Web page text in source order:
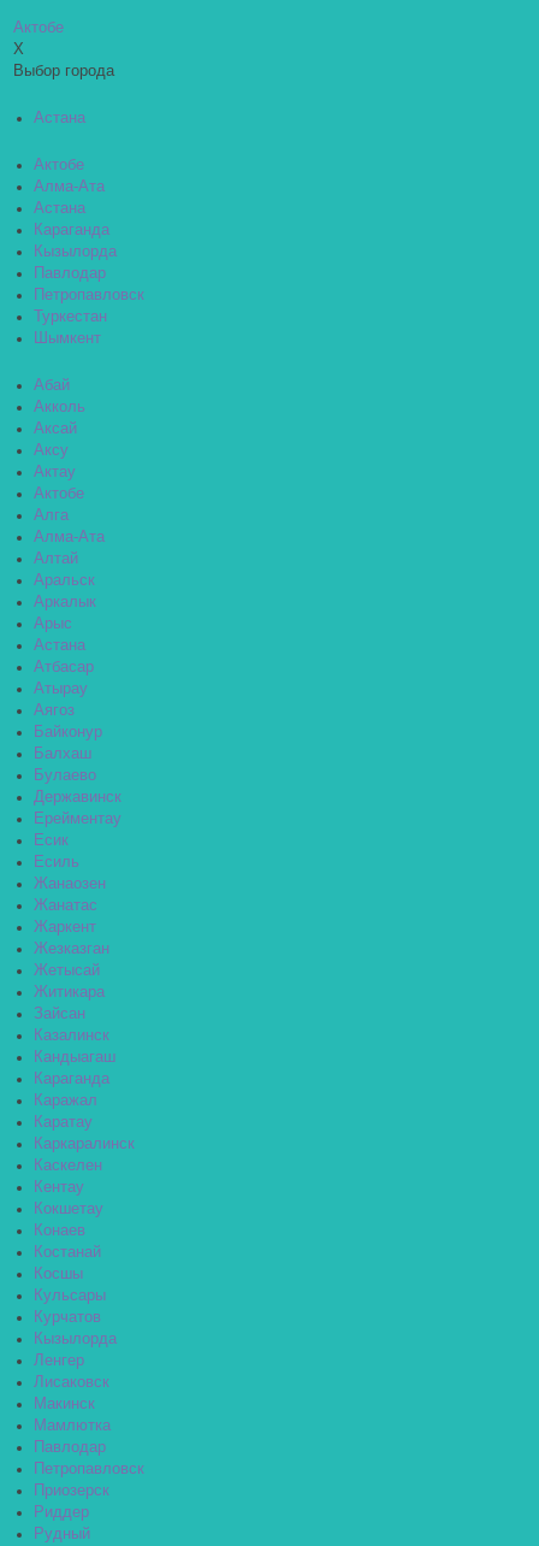
Актобе
X
Выбор города
Астана
Актобе
Алма-Ата
Астана
Караганда
Кызылорда
Павлодар
Петропавловск
Туркестан
Шымкент
Абай
Акколь
Аксай
Аксу
Актау
Актобе
Алга
Алма-Ата
Алтай
Аральск
Аркалык
Арыс
Астана
Атбасар
Атырау
Аягоз
Байконур
Балхаш
Булаево
Державинск
Ерейментау
Есик
Есиль
Жанаозен
Жанатас
Жаркент
Жезказган
Жетысай
Житикара
Зайсан
Казалинск
Кандыагаш
Караганда
Каражал
Каратау
Каркаралинск
Каскелен
Кентау
Кокшетау
Конаев
Костанай
Косшы
Кульсары
Курчатов
Кызылорда
Ленгер
Лисаковск
Макинск
Мамлютка
Павлодар
Петропавловск
Приозерск
Риддер
Рудный